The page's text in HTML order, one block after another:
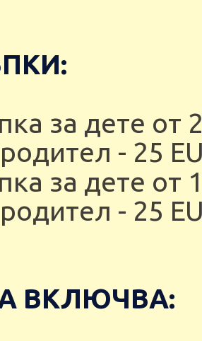
за дете от
- 25
за дете от
- 25
ВКЛЮЧВА: